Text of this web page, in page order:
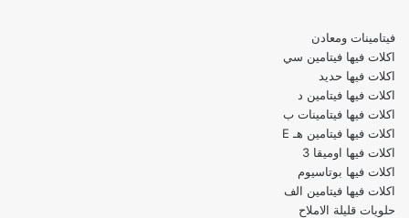
فيتامينات ومعادن
اكلات فيها فيتامين سي
اكلات فيها حديد
اكلات فيها فيتامين د
اكلات فيها فيتامينات ب
اكلات فيها فيتامين هـ E
اكلات فيها اوميقا 3
اكلات فيها بوتاسيوم
اكلات فيها فيتامين الف
حلويات قليلة الاملاح